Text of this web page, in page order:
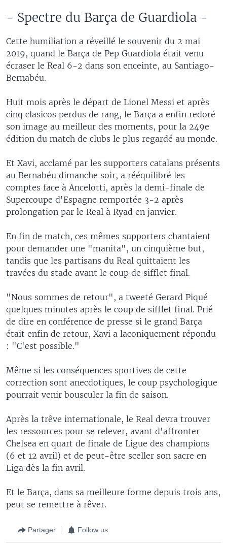
- Spectre du Barça de Guardiola -
Cette humiliation a réveillé le souvenir du 2 mai
2019, quand le Barça de Pep Guardiola était venu
écraser le Real 6-2 dans son enceinte, au Santiago-
Bernabéu.
Huit mois après le départ de Lionel Messi et après
cinq clasicos perdus de rang, le Barça a enfin redoré
son image au meilleur des moments, pour la 249e
édition du match de clubs le plus regardé au monde.
Et Xavi, acclamé par les supporters catalans présents
au Bernabéu dimanche soir, a rééquilibré les
comptes face à Ancelotti, après la demi-finale de
Supercoupe d'Espagne remportée 3-2 après
prolongation par le Real à Ryad en janvier.
En fin de match, ces mêmes supporters chantaient
pour demander une "manita", un cinquième but,
tandis que les partisans du Real quittaient les
travées du stade avant le coup de sifflet final.
"Nous sommes de retour", a tweeté Gerard Piqué
quelques minutes après le coup de sifflet final. Prié
de dire en conférence de presse si le grand Barça
était enfin de retour, Xavi a laconiquement répondu
: "C'est possible."
Même si les conséquences sportives de cette
correction sont anecdotiques, le coup psychologique
pourrait venir bousculer la fin de saison.
Après la trêve internationale, le Real devra trouver
les ressources pour se relever, avant d'affronter
Chelsea en quart de finale de Ligue des champions
(6 et 12 avril) et de peut-être sceller son sacre en
Liga dès la fin avril.
Et le Barça, dans sa meilleure forme depuis trois ans,
peut se remettre à rêver.
Partager Follow us